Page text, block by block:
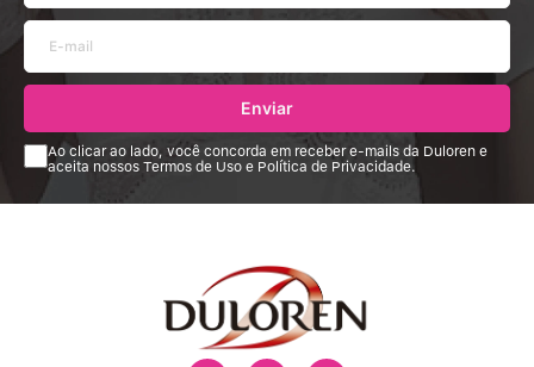
Enviar
Ao clicar ao lado, você concorda em receber e-mails da Duloren e
aceita nossos Termos de Uso e Política de Privacidade.